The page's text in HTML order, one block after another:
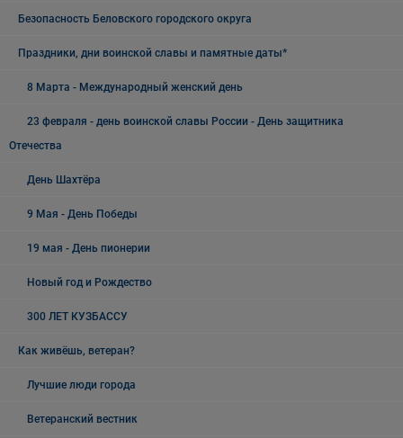
Безопасность Беловского городского округа
Праздники, дни воинской славы и памятные даты*
8 Марта - Международный женский день
23 февраля - день воинской славы России - День защитника
Отечества
День Шахтёра
9 Мая - День Победы
19 мая - День пионерии
Новый год и Рождество
300 ЛЕТ КУЗБАССУ
Как живёшь, ветеран?
Лучшие люди города
Ветеранский вестник